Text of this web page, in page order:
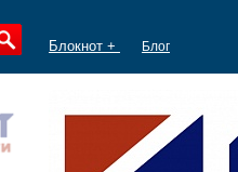
Блокнот + Блог